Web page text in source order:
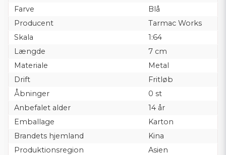
Farve
Blå
Producent
Tarmac Works
Skala
1:64
Længde
7 cm
Materiale
Metal
Drift
Fritløb
Åbninger
0 st
Anbefalet alder
14 år
Emballage
Karton
Brandets hjemland
Kina
Produktionsregion
Asien